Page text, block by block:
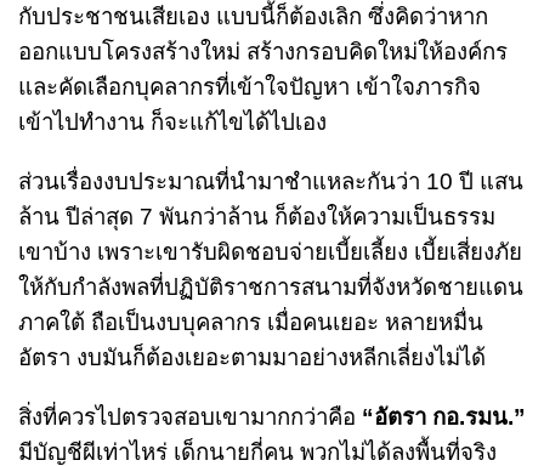
กับประชาชนเสียเอง แบบนี้ก็ต้องเลิก ซึ่งคิดว่าหาก
ออกแบบโครงสร้างใหม่ สร้างกรอบคิดใหม่ให้องค์กร
และคัดเลือกบุคลากรที่เข้าใจปัญหา เข้าใจภารกิจ
เข้าไปทำงาน ก็จะแก้ไขได้ไปเอง
ส่วนเรื่องงบประมาณที่นำมาชำแหละกันว่า 10 ปี แสน
ล้าน ปีล่าสุด 7 พันกว่าล้าน ก็ต้องให้ความเป็นธรรม
เขาบ้าง เพราะเขารับผิดชอบจ่ายเบี้ยเลี้ยง เบี้ยเสี่ยงภัย
ให้กับกำลังพลที่ปฏิบัติราชการสนามที่จังหวัดชายแดน
ภาคใต้ ถือเป็นงบบุคลากร เมื่อคนเยอะ หลายหมื่น
อัตรา งบมันก็ต้องเยอะตามมาอย่างหลีกเลี่ยงไม่ได้
สิ่งที่ควรไปตรวจสอบเขามากกว่าคือ “อัตรา กอ.รมน.”
มีบัญชีผีเท่าไหร่ เด็กนายกี่คน พวกไม่ได้ลงพื้นที่จริง